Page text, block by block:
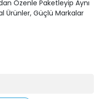
Özenle Paketleyip Aynı
Ürünler, Güçlü Markalar